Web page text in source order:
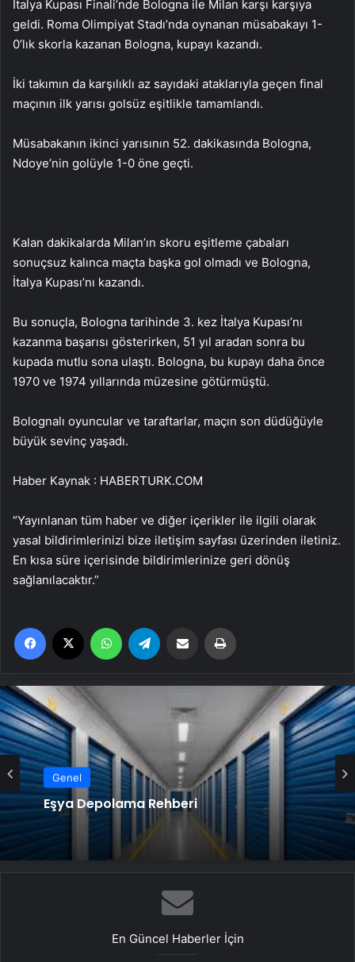
İtalya Kupası Finali’nde Bologna ile Milan karşı karşıya
geldi. Roma Olimpiyat Stadı’nda oynanan müsabakayı 1-
0’lık skorla kazanan Bologna, kupayı kazandı.
İki takımın da karşılıklı az sayıdaki ataklarıyla geçen final
maçının ilk yarısı golsüz eşitlikle tamamlandı.
Müsabakanın ikinci yarısının 52. dakikasında Bologna,
Ndoye’nin golüyle 1-0 öne geçti.
Kalan dakikalarda Milan’ın skoru eşitleme çabaları
sonuçsuz kalınca maçta başka gol olmadı ve Bologna,
İtalya Kupası’nı kazandı.
Bu sonuçla, Bologna tarihinde 3. kez İtalya Kupası’nı
kazanma başarısı gösterirken, 51 yıl aradan sonra bu
kupada mutlu sona ulaştı. Bologna, bu kupayı daha önce
1970 ve 1974 yıllarında müzesine götürmüştü.
Bolognalı oyuncular ve taraftarlar, maçın son düdüğüyle
büyük sevinç yaşadı.
Haber Kaynak : HABERTURK.COM
“Yayınlanan tüm haber ve diğer içerikler ile ilgili olarak
yasal bildirimlerinizi bize iletişim sayfası üzerinden iletiniz.
En kısa süre içerisinde bildirimlerinize geri dönüş
sağlanılacaktır.”
Facebook WhatsApp Email'den paylaş
Genel
Eşya Depolama Rehberi
En Güncel Haberler İçin